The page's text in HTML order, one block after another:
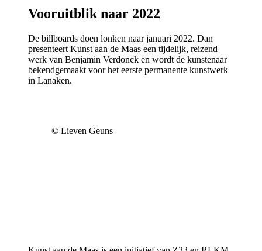
Vooruitblik naar 2022
De billboards doen lonken naar januari 2022. Dan
presenteert Kunst aan de Maas een tijdelijk, reizend
werk van Benjamin Verdonck en wordt de kunstenaar
bekendgemaakt voor het eerste permanente kunstwerk
in Lanaken.
© Lieven Geuns